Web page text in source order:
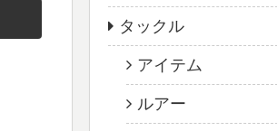
タックル
アイテム
ルアー